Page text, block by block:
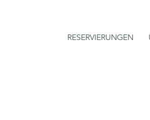
RESERVIERUNGEN